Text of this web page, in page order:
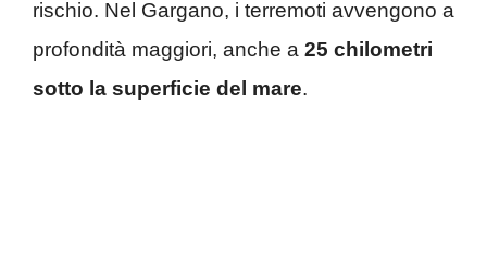
rischio. Nel Gargano, i terremoti avvengono a
profondità maggiori, anche a 25 chilometri
sotto la superficie del mare.